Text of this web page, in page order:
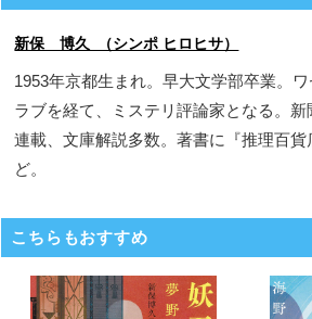
新保 博久 （シンポ ヒロヒサ）
1953年京都生まれ。早大文学部卒業。
ラブを経て、ミステリ評論家となる。新
連載、文庫解説多数。著書に『推理百
ど。
こちらもおすすめ